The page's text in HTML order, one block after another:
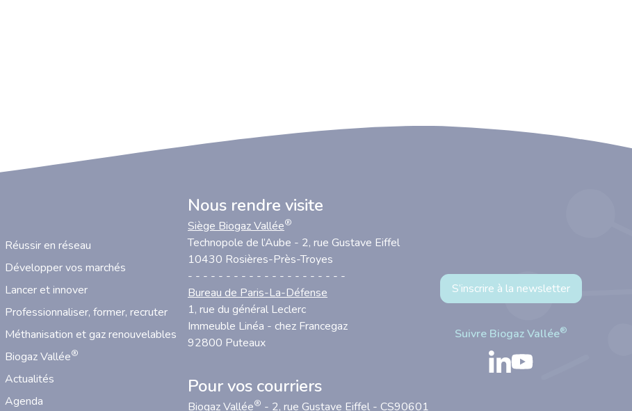
Réussir en réseau
Développer vos marchés
Lancer et innover
Professionnaliser, former, recruter
Méthanisation et gaz renouvelables
Biogaz Vallée®
Actualités
Agenda
Nous rendre visite
Siège Biogaz Vallée®
Technopole de l’Aube - 2, rue Gustave Eiffel
10430 Rosières-Près-Troyes
- - - - - - - - - - - - - - - - - - - - -
Bureau de Paris-La-Défense
1, rue du général Leclerc
Immeuble Linéa - chez Francegaz
92800 Puteaux
Pour vos courriers
Biogaz Vallée® - 2, rue Gustave Eiffel - CS90601
S’inscrire à la newsletter
Suivre Biogaz Vallée®